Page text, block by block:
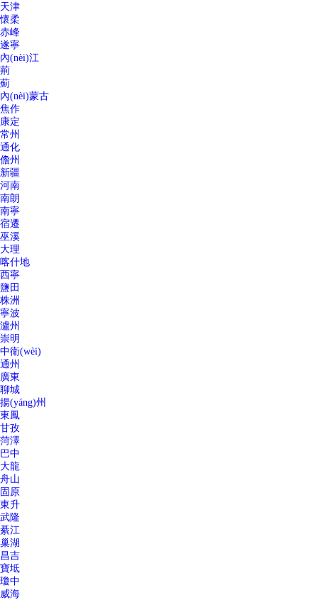
天津
懷柔
赤峰
遂寧
內(nèi)江
荊
薊
內(nèi)蒙古
焦作
康定
常州
通化
儋州
新疆
河南
南朗
南寧
宿遷
巫溪
大理
喀什地
西寧
鹽田
株洲
寧波
瀘州
崇明
中衛(wèi)
通州
廣東
聊城
揚(yáng)州
東鳳
甘孜
菏澤
巴中
大龍
舟山
固原
東升
武隆
綦江
巢湖
昌吉
寶坻
瓊中
威海